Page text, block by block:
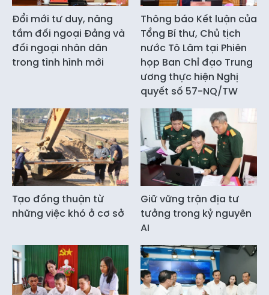
Đổi mới tư duy, nâng
tầm đối ngoại Đảng và
đối ngoại nhân dân
trong tình hình mới
Thông báo Kết luận của
Tổng Bí thư, Chủ tịch
nước Tô Lâm tại Phiên
họp Ban Chỉ đạo Trung
ương thực hiện Nghị
quyết số 57-NQ/TW
Tạo đồng thuận từ
những việc khó ở cơ sở
Giữ vững trận địa tư
tưởng trong kỷ nguyên
AI